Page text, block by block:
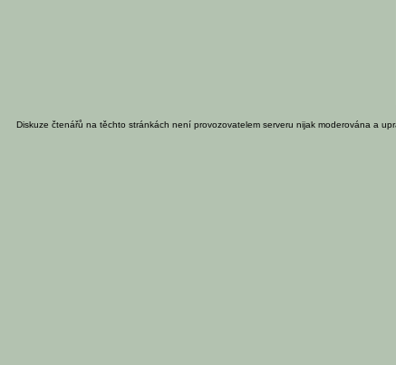
Diskuze čtenářů na těchto stránkách není provozovatelem serveru nijak moderována a